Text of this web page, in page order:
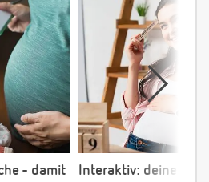
- damit
Interaktiv: deine